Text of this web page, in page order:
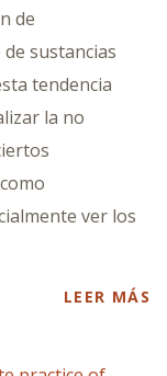
de
sustancias
tendencia
la no
ver los
LEER MÁS